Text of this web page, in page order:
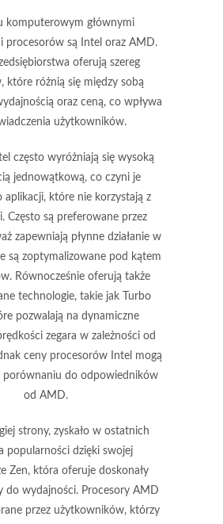
komputerowym głównymi
procesorów są Intel oraz AMD.
oferują szereg
które różnią się między sobą
oraz ceną, co wpływa
użytkowników.
często wyróżniają się wysoką
jednowątkową, co czyni je
aplikacji, które nie korzystają z
Często są preferowane przez
zapewniają płynne działanie w
są zoptymalizowane pod kątem
Równocześnie oferują także
technologie, takie jak Turbo
pozwalają na dynamiczne
zegara w zależności od
ceny procesorów Intel mogą
porównaniu do odpowiedników
od AMD.
strony, zyskało w ostatnich
popularności dzięki swojej
Zen, która oferuje doskonały
do wydajności. Procesory AMD
przez użytkowników, którzy